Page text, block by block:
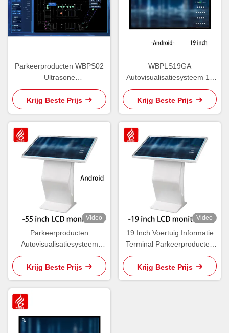
Parkeerproducten WBPS02
Ultrasone
Parkeerbegeleidingssoftware
V6.0
Krijg Beste Prijs
WBPLS19GA
Autovisualisatiesysteem 19
inch Vehicle Inquiry Terminal
Krijg Beste Prijs
Video
Parkeerproducten
Autovisualisatiesysteem
WBPLS55ZA 55 inch Vehicle
Inquiry Terminal
Krijg Beste Prijs
Video
19 Inch Voertuig Informatie
Terminal Parkeerproducten
WBPLS19ZW
Krijg Beste Prijs